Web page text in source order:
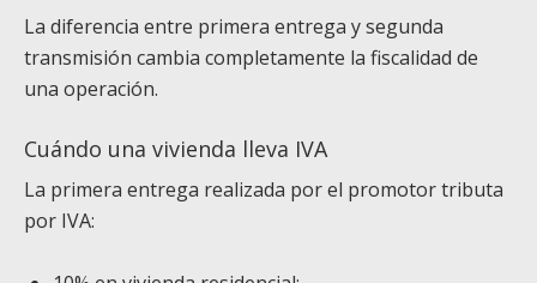
La diferencia entre primera entrega y segunda
transmisión cambia completamente la fiscalidad de
una operación.
Cuándo una vivienda lleva IVA
La primera entrega realizada por el promotor tributa
por IVA: